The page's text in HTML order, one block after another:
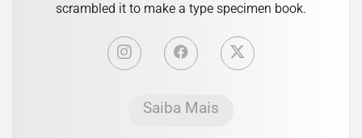
scrambled it to make a type specimen book.
Saiba Mais